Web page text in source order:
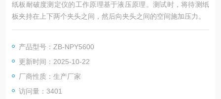
纸板耐破度测定仪的工作原理基于液压原理。测试时，将待测纸
板夹持在上下两个夹头之间，然后向夹头之间的空间施加压力。
产品型号：ZB-NPY5600
更新时间：2025-10-22
厂商性质：生产厂家
访问量：3401